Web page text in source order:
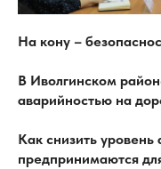
На кону –
В Иволгинском
аварийностью на
Как снизить
предпринимаются